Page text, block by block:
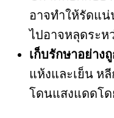
อาจทำให้รัดแ
ไปอาจหลุดระห
เก็บรักษาอย่าง
แห้งและเย็น ห
โดนแสงแดดโด